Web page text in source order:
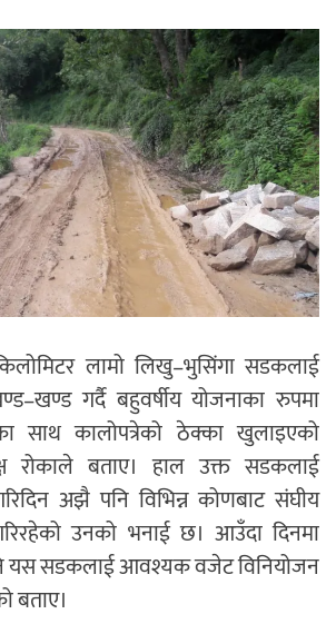
लामो लिखु–भुसिंगा सडकलाई
गर्दै बहुवर्षीय योजनाका रुपमा
साथ कालोपत्रेको ठेक्का खुलाइएको
रोकाले बताए। हाल उक्त सडकलाई
अझै पनि विभिन्न कोणबाट संघीय
उनको भनाई छ। आउँदा दिनमा
यस सडकलाई आवश्यक वजेट विनियोजन
बताए।